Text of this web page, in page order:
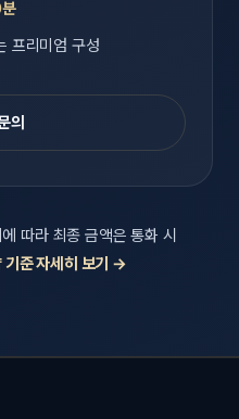
프리미엄 구성
의
따라 최종 금액은 통화 시
기준 자세히 보기 →